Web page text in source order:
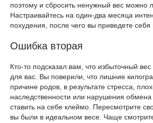
поэтому и сбросить ненужный вес можно
Настраивайтесь на один-два месяца
похудения, после чего вы приведете себя
Ошибка вторая
Кто-то подсказал вам, что избыточный
для вас. Вы поверили, что лишние
причине родов, в результате стресса,
наследственности или нарушения
ставить на себе клеймо. Пересмотрите
вы были в идеальном весе. Чаще